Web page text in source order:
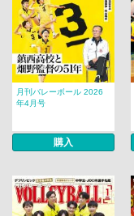
月刊バレーボール 2026
年4月号
購入